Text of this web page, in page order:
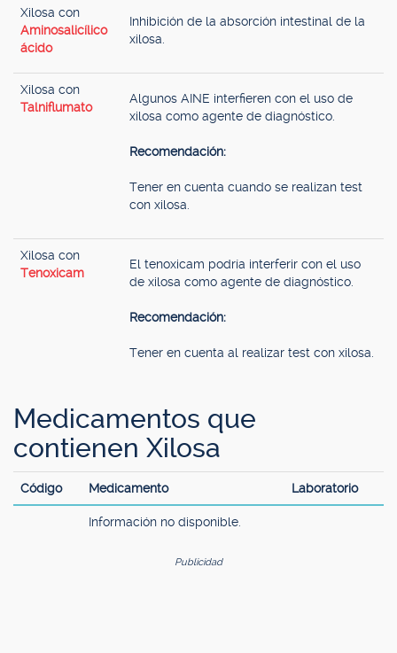
Xilosa con
Aminosalicílico
ácido
Inhibición de la absorción intestinal de la
xilosa.
Xilosa con
Talniflumato
Algunos AINE interfieren con el uso de
xilosa como agente de diagnóstico.
Recomendación:
Tener en cuenta cuando se realizan test
con xilosa.
Xilosa con
Tenoxicam
El tenoxicam podría interferir con el uso
de xilosa como agente de diagnóstico.
Recomendación:
Tener en cuenta al realizar test con xilosa.
Medicamentos que
contienen Xilosa
Código Medicamento Laboratorio
Información no disponible.
Publicidad